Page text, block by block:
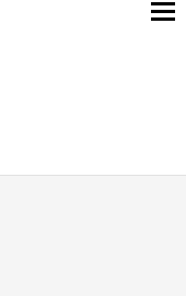
3.0] EN EXVITA
[RELATIVA
A SERRAT